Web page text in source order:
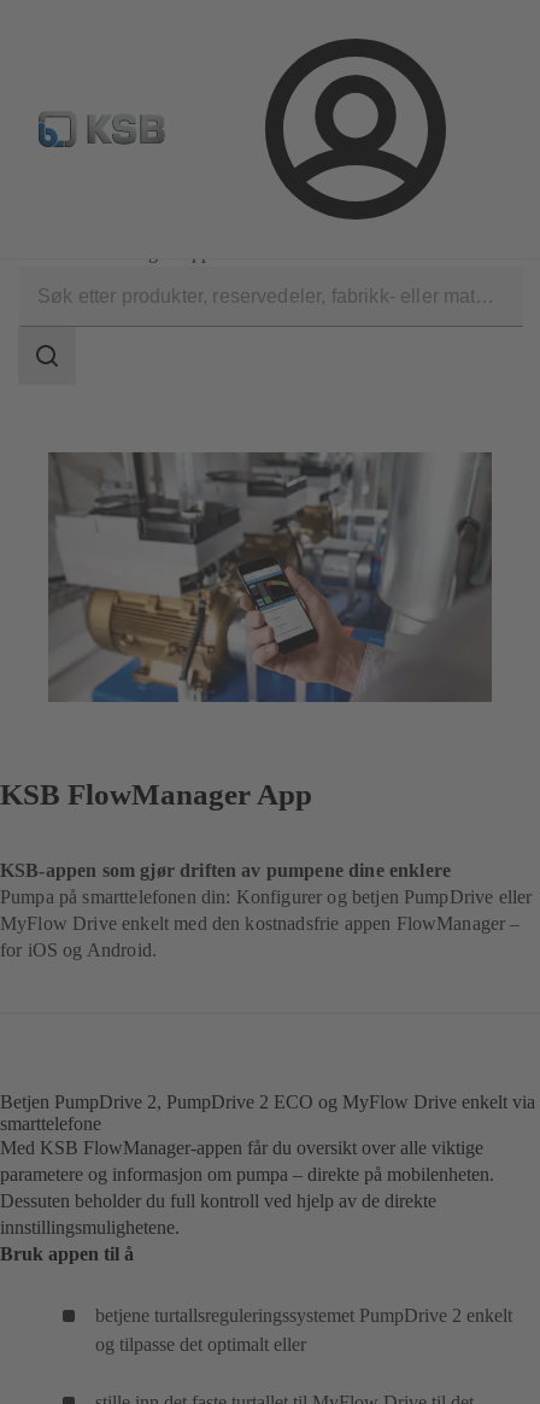
Logg
inn
Produktsøk Retur & reklamasjon Konfigurer
Driftsverktøy
Søkeområde
KSB FlowManager App
KSB-appen som gjør driften av pumpene dine enklere
Pumpa på smarttelefonen din: Konfigurer og betjen PumpDrive eller
MyFlow Drive enkelt med den kostnadsfrie appen FlowManager –
for iOS og Android.
Betjen PumpDrive 2, PumpDrive 2 ECO og MyFlow Drive enkelt via
smarttelefone
Med KSB FlowManager-appen får du oversikt over alle viktige
parametere og informasjon om pumpa – direkte på mobilenheten.
Dessuten beholder du full kontroll ved hjelp av de direkte
innstillingsmulighetene.
Bruk appen til å
betjene turtallsreguleringssystemet PumpDrive 2 enkelt
og tilpasse det optimalt eller